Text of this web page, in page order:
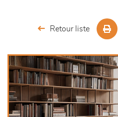
décoration
Retour liste